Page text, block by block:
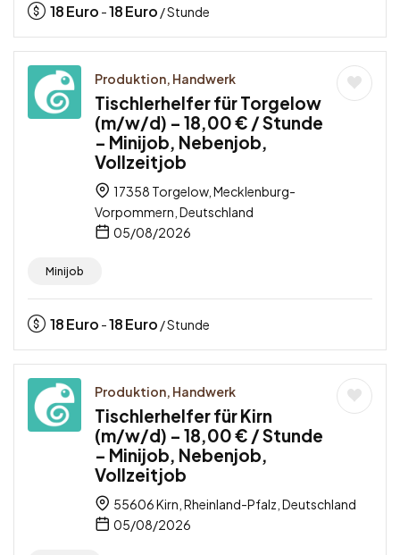
18Euro -18Euro / Stunde
Produktion, Handwerk
Tischlerhelfer für Torgelow
(m/w/d) – 18,00 € / Stunde
– Minijob, Nebenjob,
Vollzeitjob
17358 Torgelow, Mecklenburg-
Vorpommern, Deutschland
05/08/2026
Minijob
18Euro -18Euro / Stunde
Produktion, Handwerk
Tischlerhelfer für Kirn
(m/w/d) – 18,00 € / Stunde
– Minijob, Nebenjob,
Vollzeitjob
55606 Kirn, Rheinland-Pfalz, Deutschland
05/08/2026